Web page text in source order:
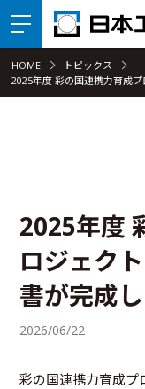
HOME
トピックス
2025年度 彩の国連携力育成プ
2025年度
ロジェク
書が完成
2026/06/22
彩の国連携力育成